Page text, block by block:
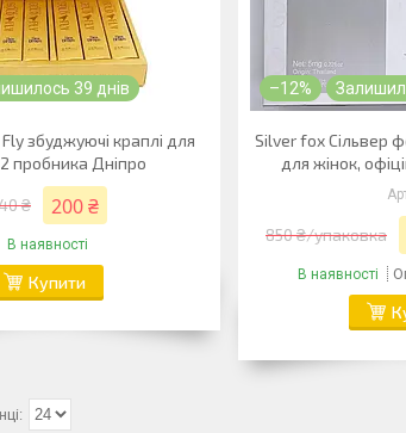
39 днів
збуджуючі краплі для
пробника Дніпро
₴ 200 ₴
В наявності
Купити
–12%
Silver fox Сільвер
для жінок,
850 ₴/упаковка
В наявності